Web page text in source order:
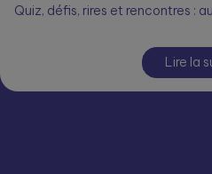
Quiz, défis, rires et rencontres :
Lire la